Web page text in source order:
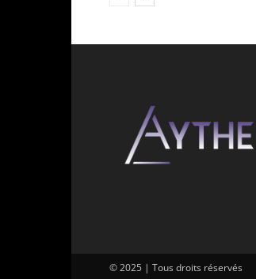
© 2025 | Tous droits réservés